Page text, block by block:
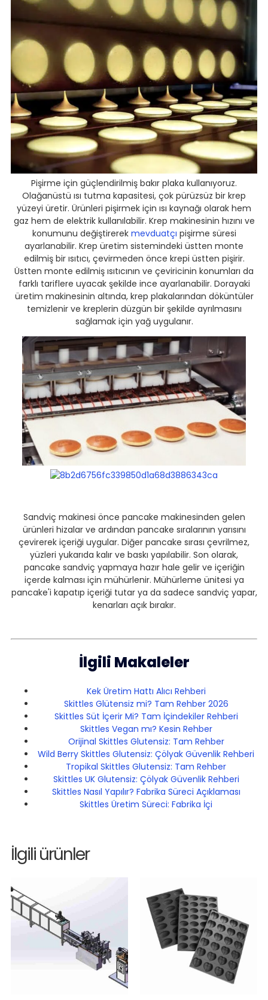
Pişirme için güçlendirilmiş bakır plaka kullanıyoruz.
Olağanüstü ısı tutma kapasitesi, çok pürüzsüz bir krep
yüzeyi üretir. Ürünleri pişirmek için ısı kaynağı olarak hem
gaz hem de elektrik kullanılabilir. Krep makinesinin hızını ve
konumunu değiştirerek mevduatçı pişirme süresi
ayarlanabilir. Krep üretim sistemindeki üstten monte
edilmiş bir ısıtıcı, çevirmeden önce krepi üstten pişirir.
Üstten monte edilmiş ısıtıcının ve çeviricinin konumları da
farklı tariflere uyacak şekilde ince ayarlanabilir. Dorayaki
üretim makinesinin altında, krep plakalarından döküntüler
temizlenir ve kreplerin düzgün bir şekilde ayrılmasını
sağlamak için yağ uygulanır.
Sandviç makinesi önce pancake makinesinden gelen
ürünleri hizalar ve ardından pancake sıralarının yarısını
çevirerek içeriği uygular. Diğer pancake sırası çevrilmez,
yüzleri yukarıda kalır ve baskı yapılabilir. Son olarak,
pancake sandviç yapmaya hazır hale gelir ve içeriğin
içerde kalması için mühürlenir. Mühürleme ünitesi ya
pancake'i kapatıp içeriği tutar ya da sadece sandviç yapar,
kenarları açık bırakır.
İlgili Makaleler
Kek Üretim Hattı Alıcı Rehberi
Skittles Glütensiz mi? Tam Rehber 2026
Skittles Süt İçerir Mi? Tam İçindekiler Rehberi
Skittles Vegan mı? Kesin Rehber
Orijinal Skittles Glutensiz: Tam Rehber
Wild Berry Skittles Glutensiz: Çölyak Güvenlik Rehberi
Tropikal Skittles Glutensiz: Tam Rehber
Skittles UK Glutensiz: Çölyak Güvenlik Rehberi
Skittles Nasıl Yapılır? Fabrika Süreci Açıklaması
Skittles Üretim Süreci: Fabrika İçi
İlgili ürünler